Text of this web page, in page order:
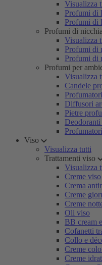
Visualizza
Profumi di
Profumi di
Profumi di nicchia
Visualizza
Profumi di
Profumi di
Profumi per
Visualizza
Candele
Diffusori
Pietre
Viso
Visualizza tutti
Trattamenti viso
Visualizza
Creme viso
Crema
Creme
Creme
Oli viso
BB cream
Cofanetti
Collo e
Creme
Creme